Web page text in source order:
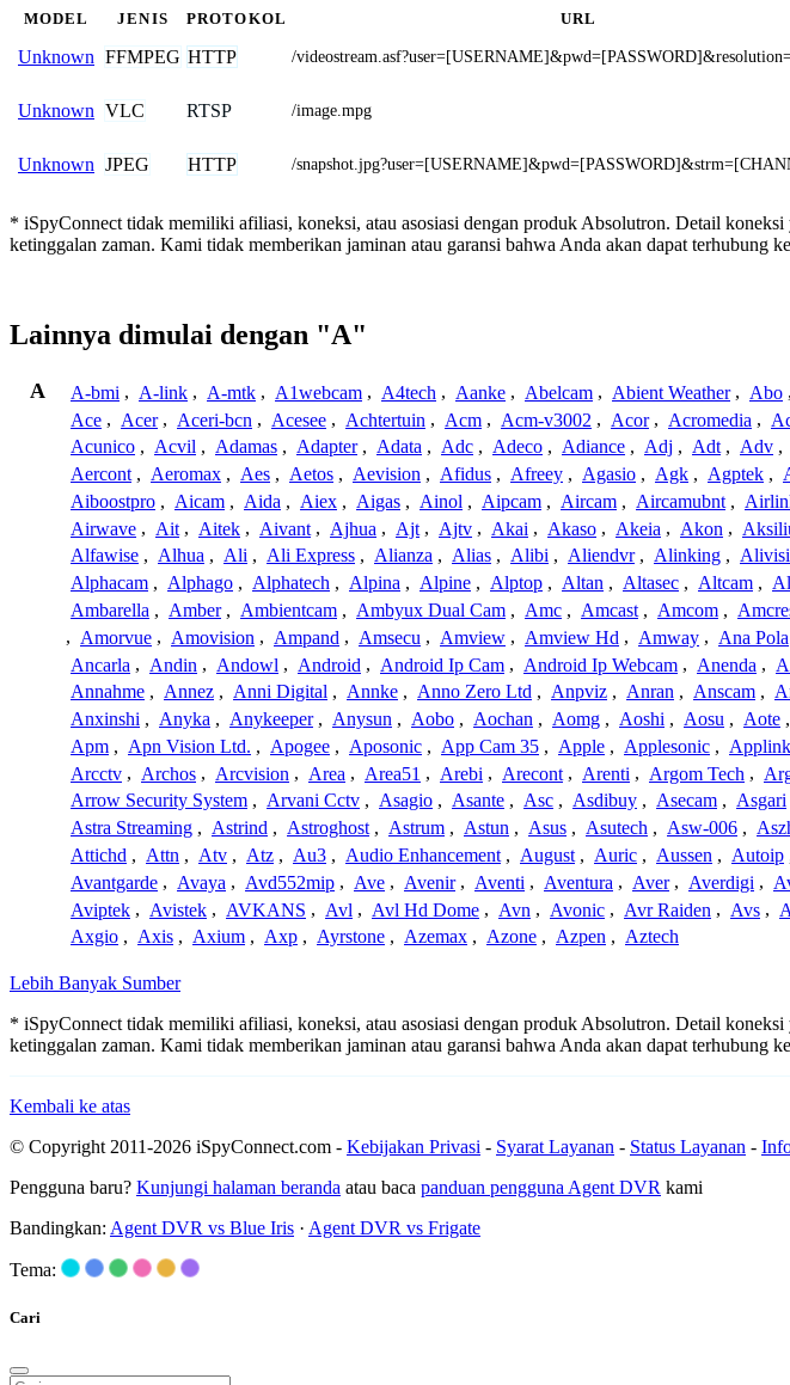
MODEL JENIS PROTOKOL URL
Unknown FFMPEG HTTP /
Unknown VLC RTSP /image.mpg
Unknown JPEG HTTP /
* iSpyConnect tidak memiliki afiliasi, koneksi, atau asosiasi dengan produk Absolutron. Detail
ketinggalan zaman. Kami tidak memberikan jaminan atau garansi bahwa Anda akan dapat terhubung
Lainnya dimulai dengan "A"
A A-bmi , A-link , A-mtk , A1webcam , A4tech , Aanke , Abelcam , Abient Weather , Abo ,
Ace , Acer , Aceri-bcn , Acesee , Achtertuin , Acm , Acm-v3002 , Acor , Acromedia ,
Acunico , Acvil , Adamas , Adapter , Adata , Adc , Adeco , Adiance , Adj , Adt , Adv ,
Aercont , Aeromax , Aes , Aetos , Aevision , Afidus , Afreey , Agasio , Agk , Agptek ,
Aiboostpro , Aicam , Aida , Aiex , Aigas , Ainol , Aipcam , Aircam , Aircamubnt ,
Airwave , Ait , Aitek , Aivant , Ajhua , Ajt , Ajtv , Akai , Akaso , Akeia , Akon ,
Alfawise , Alhua , Ali , Ali Express , Alianza , Alias , Alibi , Aliendvr , Alinking ,
Alphacam , Alphago , Alphatech , Alpina , Alpine , Alptop , Altan , Altasec , Altcam ,
Ambarella , Amber , Ambientcam , Ambyux Dual Cam , Amc , Amcast , Amcom ,
, Amorvue , Amovision , Ampand , Amsecu , Amview , Amview Hd , Amway , Ana Pola
Ancarla , Andin , Andowl , Android , Android Ip Cam , Android Ip Webcam , Anenda ,
Annahme , Annez , Anni Digital , Annke , Anno Zero Ltd , Anpviz , Anran , Anscam ,
Anxinshi , Anyka , Anykeeper , Anysun , Aobo , Aochan , Aomg , Aoshi , Aosu , Aote ,
Apm , Apn Vision Ltd. , Apogee , Aposonic , App Cam 35 , Apple , Applesonic , Applink
Arcctv , Archos , Arcvision , Area , Area51 , Arebi , Arecont , Arenti , Argom Tech ,
Arrow Security System , Arvani Cctv , Asagio , Asante , Asc , Asdibuy , Asecam , Asgari
Astra Streaming , Astrind , Astroghost , Astrum , Astun , Asus , Asutech , Asw-006 ,
Attichd , Attn , Atv , Atz , Au3 , Audio Enhancement , August , Auric , Aussen , Autoip
Avantgarde , Avaya , Avd552mip , Ave , Avenir , Aventi , Aventura , Aver , Averdigi ,
Aviptek , Avistek , AVKANS , Avl , Avl Hd Dome , Avn , Avonic , Avr Raiden , Avs ,
Axgio , Axis , Axium , Axp , Ayrstone , Azemax , Azone , Azpen , Aztech
Lebih Banyak Sumber
* iSpyConnect tidak memiliki afiliasi, koneksi, atau asosiasi dengan produk Absolutron. Detail
ketinggalan zaman. Kami tidak memberikan jaminan atau garansi bahwa Anda akan dapat terhubung
Kembali ke atas
© Copyright 2011-2026 iSpyConnect.com - Kebijakan Privasi - Syarat Layanan - Status Layanan -
Pengguna baru? Kunjungi halaman beranda atau baca panduan pengguna Agent DVR kami
Bandingkan: Agent DVR vs Blue Iris · Agent DVR vs Frigate
Tema:
Cari